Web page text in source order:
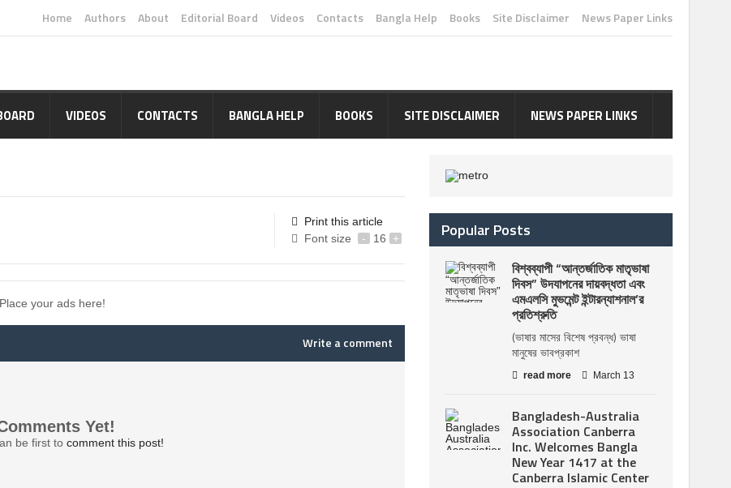
Home Authors About Editorial Board Videos Contacts Bangla Help Books Site Disclaimer News Paper Links
VIDEOS CONTACTS BANGLA HELP BOOKS SITE DISCLAIMER NEWS PAPER LINKS
Print this article
Font size
- 16 +
Place your ads here!
Write a comment
Yet!
be first to comment this post!
Popular Posts
বিশ্বব্যাপী “আন্তর্জাতিক মাতৃভাষা
দিবস” উদযাপনের দায়বদ্ধতা এবং
এমএলসি মুভমেন্ট ইন্টারন্যাশনাল’র
প্রতিশ্রুতি
(ভাষার মাসের বিশেষ প্রবন্ধ) ভাষা
মানুষের ভাবপ্রকাশ
read more March 13
Bangladesh-Australia
Association Canberra
Inc. Welcomes Bangla
New Year 1417 at the
Canberra Islamic Center